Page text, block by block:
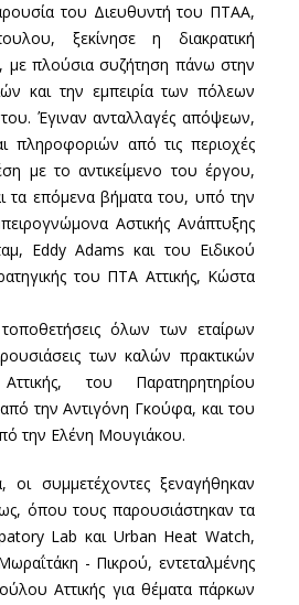
του Διευθυντή του ΠΤΑΑ,
ξεκίνησε η διακρατική
με πλούσια συζήτηση πάνω στην
και την εμπειρία των πόλεων
Έγιναν ανταλλαγές απόψεων,
πληροφοριών από τις περιοχές
με το αντικείμενο του έργου,
τα επόμενα βήματα του, υπό την
Αστικής Ανάπτυξης
Eddy Adams και του Ειδικού
του ΠΤΑ Αττικής, Κώστα
όλων των εταίρων
των καλών πρακτικών
του Παρατηρητηρίου
από την Αντιγόνη Γκούφα, και του
την Ελένη Μουγιάκου.
συμμετέχοντες ξεναγήθηκαν
όπου τους παρουσιάστηκαν τα
Lab και Urban Heat Watch,
- Πικρού, εντεταλμένης
Αττικής για θέματα πάρκων